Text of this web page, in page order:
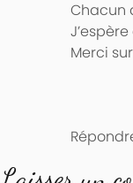
Chacun
Merci